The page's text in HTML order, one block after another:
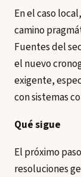
En el caso
camino
Fuentes del
el nuevo
exigente,
con sistemas
Qué sigue
El próximo
resoluciones